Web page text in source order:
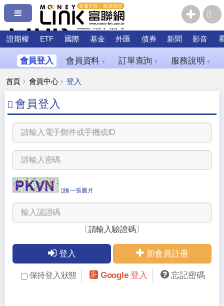
證期權 ETF 國際 基金 外匯 債券 新聞 影音
會員登入 會員資料 ▼ 訂單查詢 ▼ 服務說明 ▼
首頁 會員中心 登入
會員登入
換一張圖片
〔請輸入驗證碼〕
登入 新會員註冊
保持登入狀態 Google 登入 忘記密碼